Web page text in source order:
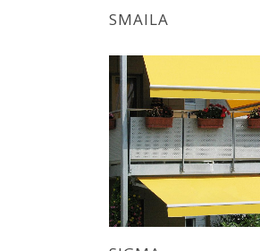
SMAILA